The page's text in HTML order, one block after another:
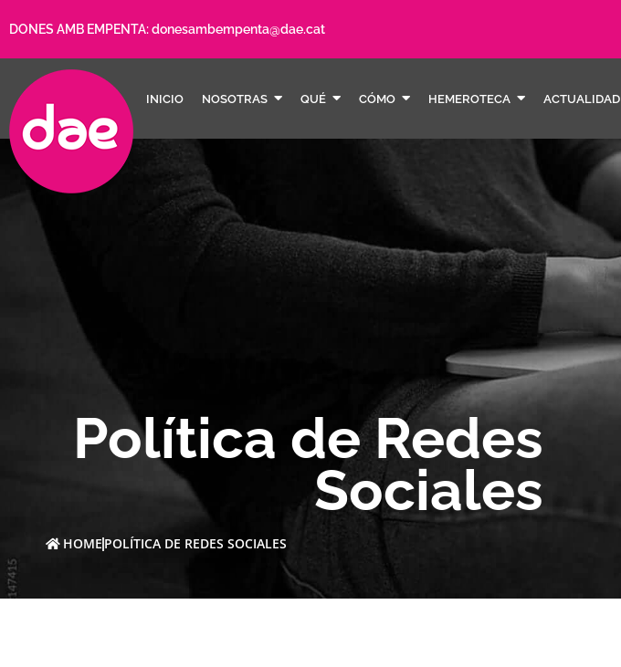
DONES AMB EMPENTA:donesambempenta@dae.cat
INICIO NOSOTRAS QUÉ CÓMO HEMEROTECA ACTUALIDAD
Política de Redes
Sociales
HOME POLÍTICA DE REDES SOCIALES